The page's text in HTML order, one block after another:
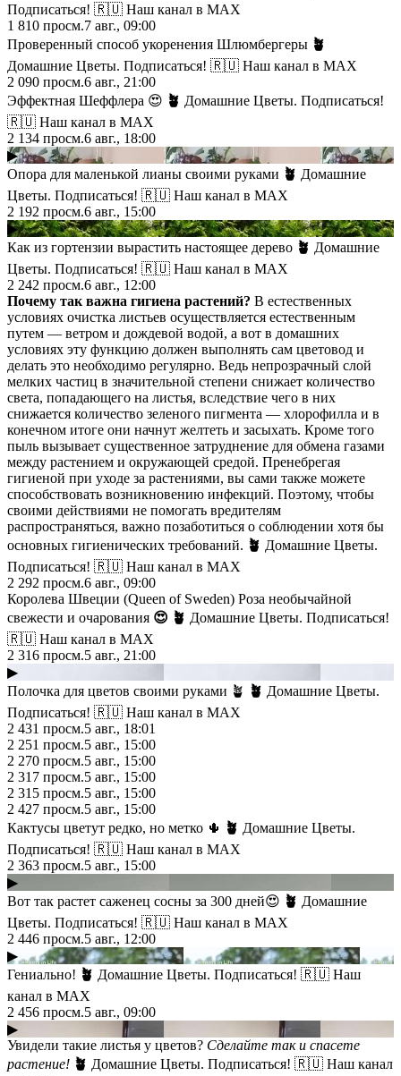
Подписаться! 🇷🇺 Наш канал в МАХ
1 810 просм.7 авг., 09:00
Проверенный способ укоренения Шлюмбергеры 🪴
Домашние Цветы. Подписаться! 🇷🇺 Наш канал в МАХ
2 090 просм.6 авг., 21:00
Эффектная Шеффлера 😍 🪴 Домашние Цветы. Подписаться!
🇷🇺 Наш канал в МАХ
2 134 просм.6 авг., 18:00
▶
Опора для маленькой лианы своими руками 🪴 Домашние
Цветы. Подписаться! 🇷🇺 Наш канал в МАХ
2 192 просм.6 авг., 15:00
▶
Как из гортензии вырастить настоящее дерево 🪴 Домашние
Цветы. Подписаться! 🇷🇺 Наш канал в МАХ
2 242 просм.6 авг., 12:00
Почему так важна гигиена растений? В естественных
условиях очистка листьев осуществляется естественным
путем — ветром и дождевой водой, а вот в домашних
условиях эту функцию должен выполнять сам цветовод и
делать это необходимо регулярно. Ведь непрозрачный слой
мелких частиц в значительной степени снижает количество
света, попадающего на листья, вследствие чего в них
снижается количество зеленого пигмента — хлорофилла и в
конечном итоге они начнут желтеть и засыхать. Кроме того
пыль вызывает существенное затруднение для обмена газами
между растением и окружающей средой. Пренебрегая
гигиеной при уходе за растениями, вы сами также можете
способствовать возникновению инфекций. Поэтому, чтобы
своими действиями не помогать вредителям
распространяться, важно позаботиться о соблюдении хотя бы
основных гигиенических требований. 🪴 Домашние Цветы.
Подписаться! 🇷🇺 Наш канал в МАХ
2 292 просм.6 авг., 09:00
Королева Швеции (Queen of Sweden) Роза необычайной
свежести и очарования 😍 🪴 Домашние Цветы. Подписаться!
🇷🇺 Наш канал в МАХ
2 316 просм.5 авг., 21:00
▶
Полочка для цветов своими руками 🪴 🪴 Домашние Цветы.
Подписаться! 🇷🇺 Наш канал в МАХ
2 431 просм.5 авг., 18:01
2 251 просм.5 авг., 15:00
2 270 просм.5 авг., 15:00
2 317 просм.5 авг., 15:00
2 315 просм.5 авг., 15:00
2 427 просм.5 авг., 15:00
Кактусы цветут редко, но метко 🌵 🪴 Домашние Цветы.
Подписаться! 🇷🇺 Наш канал в МАХ
2 363 просм.5 авг., 15:00
▶
Вот так растет саженец сосны за 300 дней😍 🪴 Домашние
Цветы. Подписаться! 🇷🇺 Наш канал в МАХ
2 446 просм.5 авг., 12:00
▶
Гениально! 🪴 Домашние Цветы. Подписаться! 🇷🇺 Наш
канал в МАХ
2 456 просм.5 авг., 09:00
▶
Увидели такие листья у цветов? Сделайте так и спасете
растение! 🪴 Домашние Цветы. Подписаться! 🇷🇺 Наш канал